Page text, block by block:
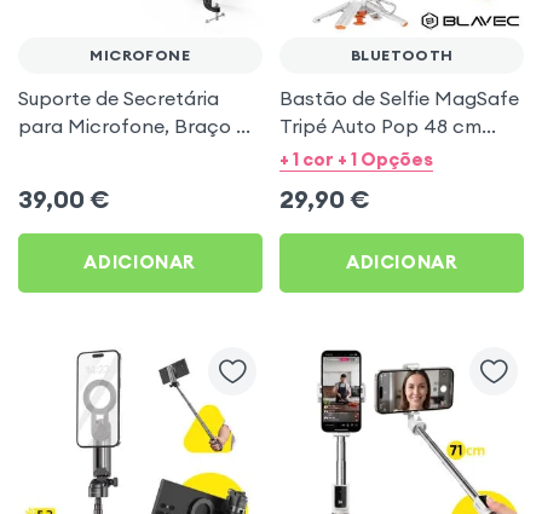
MICROFONE
Suporte de Secretária
para Microfone, Braço de
39,00 €
ADICIONAR
BLUETOOTH
Bastão de Selfie MagSafe
Tripé Auto Pop 48 cm
Controle Remoto
+ 1 cor + 1 Opções
29,90 €
ADICIONAR